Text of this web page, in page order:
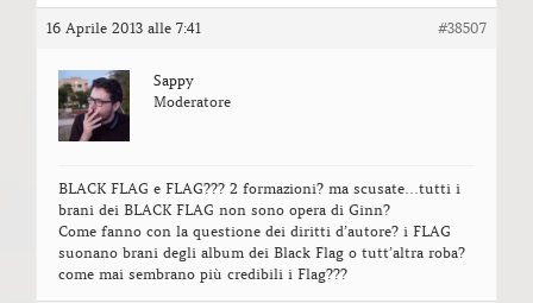
16 Aprile 2013 alle 7:41 #38507
Sappy
Moderatore
BLACK FLAG e FLAG??? 2 formazioni? ma scusate…tutti i
brani dei BLACK FLAG non sono opera di Ginn?
Come fanno con la questione dei diritti d’autore? i FLAG
suonano brani degli album dei Black Flag o tutt’altra roba?
come mai sembrano più credibili i Flag???